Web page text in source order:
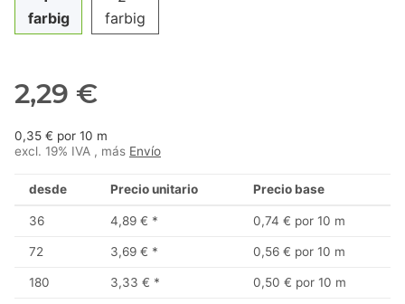
farbig
farbig
2,29 €
0,35 € por 10 m
excl. 19% IVA , más Envío
desde Precio unitario Precio base
36 4,89 € * 0,74 € por 10 m
72 3,69 € * 0,56 € por 10 m
180 3,33 € * 0,50 € por 10 m